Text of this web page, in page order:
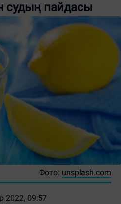
судың пайдасы
Фото: unsplash.com
2022, 09:57